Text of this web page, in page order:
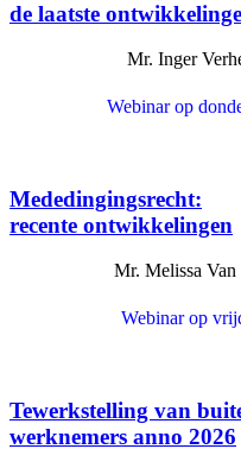
de laatste
Mr. Inger
Webinar op
Mededingingsrecht:
recente ontwikkelingen
Mr. Melissa
Webinar op
Tewerkstelling van
werknemers anno 2026